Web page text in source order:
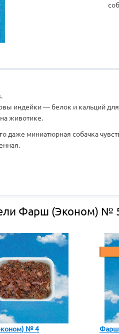
индейки — белок и кальций
животике.
миниатюрная собачка
Фарш (Эконом) №
№ 4